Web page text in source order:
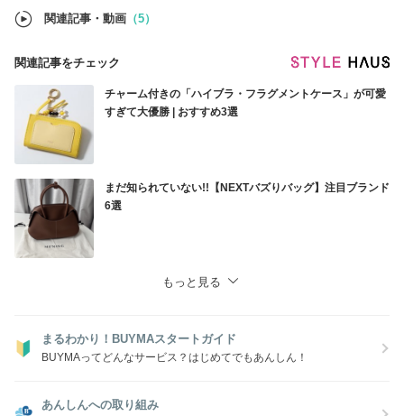
関連記事・動画 （5）
関連記事をチェック
チャーム付きの「ハイブラ・フラグメントケース」が可愛
すぎて大優勝 | おすすめ3選
まだ知られていない!!【NEXTバズりバッグ】注目ブランド
6選
もっと見る
まるわかり！BUYMAスタートガイド
BUYMAってどんなサービス？はじめてでもあんしん！
あんしんへの取り組み